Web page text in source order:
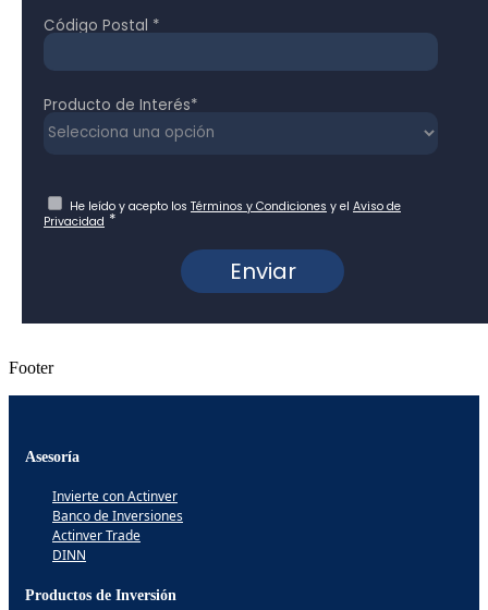
Footer
Asesoría
Invierte con Actinver
Banco de Inversiones
Actinver Trade
DINN
Productos de Inversión